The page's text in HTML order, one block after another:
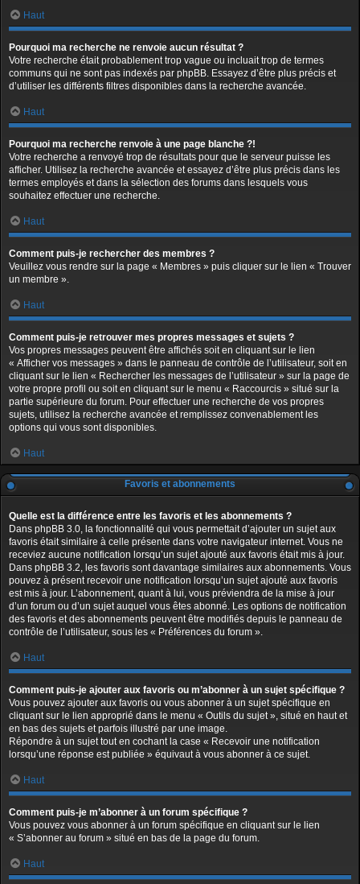
Haut
Pourquoi ma recherche ne renvoie aucun résultat ?
Votre recherche était probablement trop vague ou incluait trop de termes
communs qui ne sont pas indexés par phpBB. Essayez d’être plus précis et
d’utiliser les différents filtres disponibles dans la recherche avancée.
Haut
Pourquoi ma recherche renvoie à une page blanche ?!
Votre recherche a renvoyé trop de résultats pour que le serveur puisse les
afficher. Utilisez la recherche avancée et essayez d’être plus précis dans les
termes employés et dans la sélection des forums dans lesquels vous
souhaitez effectuer une recherche.
Haut
Comment puis-je rechercher des membres ?
Veuillez vous rendre sur la page « Membres » puis cliquer sur le lien « Trouver
un membre ».
Haut
Comment puis-je retrouver mes propres messages et sujets ?
Vos propres messages peuvent être affichés soit en cliquant sur le lien
« Afficher vos messages » dans le panneau de contrôle de l’utilisateur, soit en
cliquant sur le lien « Rechercher les messages de l’utilisateur » sur la page de
votre propre profil ou soit en cliquant sur le menu « Raccourcis » situé sur la
partie supérieure du forum. Pour effectuer une recherche de vos propres
sujets, utilisez la recherche avancée et remplissez convenablement les
options qui vous sont disponibles.
Haut
Favoris et abonnements
Quelle est la différence entre les favoris et les abonnements ?
Dans phpBB 3.0, la fonctionnalité qui vous permettait d’ajouter un sujet aux
favoris était similaire à celle présente dans votre navigateur internet. Vous ne
receviez aucune notification lorsqu’un sujet ajouté aux favoris était mis à jour.
Dans phpBB 3.2, les favoris sont davantage similaires aux abonnements. Vous
pouvez à présent recevoir une notification lorsqu’un sujet ajouté aux favoris
est mis à jour. L’abonnement, quant à lui, vous préviendra de la mise à jour
d’un forum ou d’un sujet auquel vous êtes abonné. Les options de notification
des favoris et des abonnements peuvent être modifiés depuis le panneau de
contrôle de l’utilisateur, sous les « Préférences du forum ».
Haut
Comment puis-je ajouter aux favoris ou m’abonner à un sujet spécifique ?
Vous pouvez ajouter aux favoris ou vous abonner à un sujet spécifique en
cliquant sur le lien approprié dans le menu « Outils du sujet », situé en haut et
en bas des sujets et parfois illustré par une image.
Répondre à un sujet tout en cochant la case « Recevoir une notification
lorsqu’une réponse est publiée » équivaut à vous abonner à ce sujet.
Haut
Comment puis-je m’abonner à un forum spécifique ?
Vous pouvez vous abonner à un forum spécifique en cliquant sur le lien
« S’abonner au forum » situé en bas de la page du forum.
Haut